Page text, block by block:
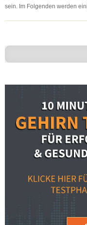
sein. Im Folgenden werden